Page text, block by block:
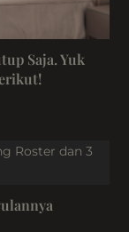
Saja. Yuk